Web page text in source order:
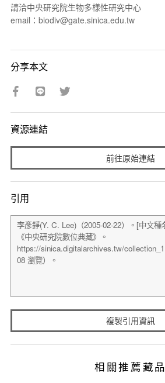
請洽中央研究院生物多樣性研究中心
email：biodiv@gate.sinica.edu.tw
分享本文
資源連結
前往原始連結
引用
複製引用資訊
相關推薦藏品